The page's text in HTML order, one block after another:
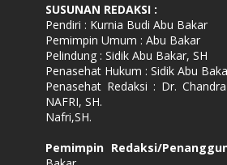
SUSUNAN REDAKSI :
Pendiri : Kurnia Budi Abu Bakar
Pemimpin Umum : Abu Bakar
Pelindung : Sidik Abu Bakar, SH
Penasehat Hukum : Sidik Abu
Penasehat Redaksi : Dr.
NAFRI, SH.
Nafri,SH.
Pemimpin Redaksi/